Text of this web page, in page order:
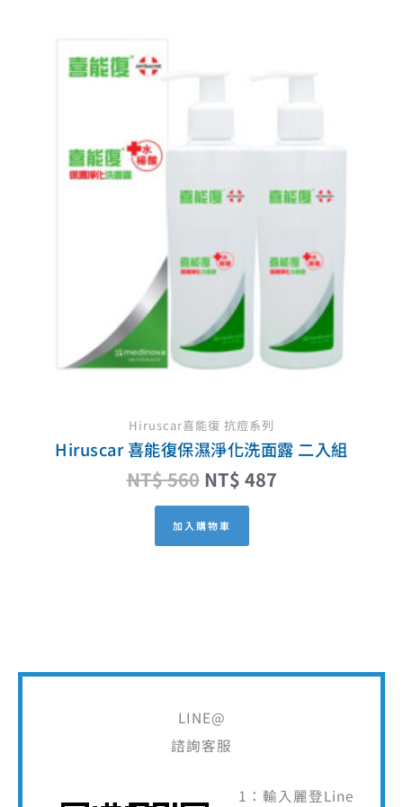
Hiruscar喜能復 抗痘系列
Hiruscar 喜能復保濕淨化洗面露 二入組
NT$560
價
NT$ 487
價
格：
加入購物車
LINE@
諮詢客服
1：輸入麗登Line